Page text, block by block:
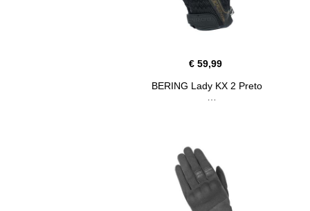
€ 59,99
BERING Lady KX 2 Preto